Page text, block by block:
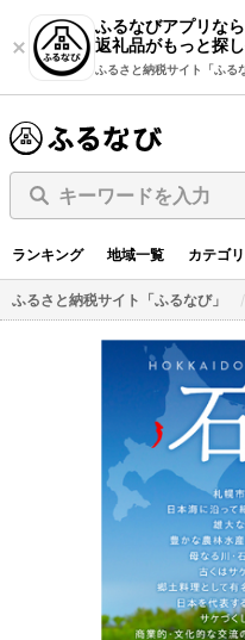
ふるなびアプリなら
返礼品がもっと探
ふるさと納税サイト「ふる
キーワードを入力
ランキング 地域一覧 カテゴリ
ふるさと納税サイト「ふるなび」